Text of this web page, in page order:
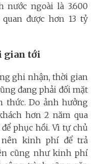
nước ngoài là 3.600
được hơn 13 tỷ
gian tới
ghi nhận, thời gian
đang phải đối mặt
thức. Do ảnh hưởng
hơn 2 năm qua
phục hồi. Vì tự chủ
kinh phí để trả
cũng như kinh phí